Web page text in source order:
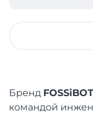
Бренд FOSSiBOT
командой